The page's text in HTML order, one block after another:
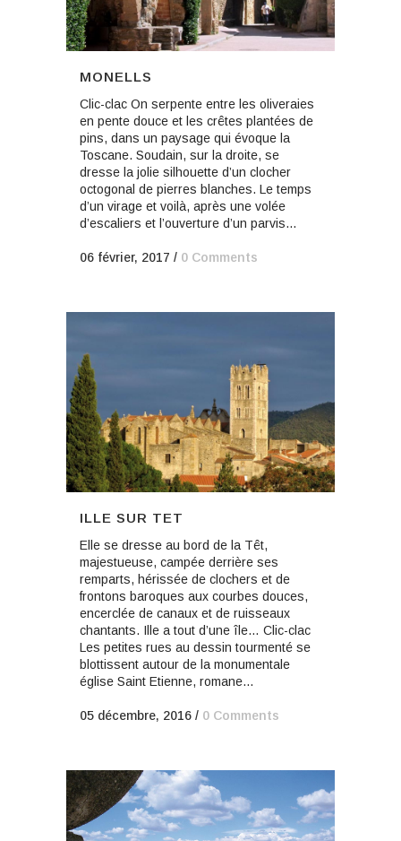
MONELLS
Clic-clac On serpente entre les oliveraies
en pente douce et les crêtes plantées de
pins, dans un paysage qui évoque la
Toscane. Soudain, sur la droite, se
dresse la jolie silhouette d’un clocher
octogonal de pierres blanches. Le temps
d’un virage et voilà, après une volée
d’escaliers et l’ouverture d’un parvis...
06 février, 2017 / 0 Comments
ILLE SUR TET
Elle se dresse au bord de la Têt,
majestueuse, campée derrière ses
remparts, hérissée de clochers et de
frontons baroques aux courbes douces,
encerclée de canaux et de ruisseaux
chantants. Ille a tout d’une île… Clic-clac
Les petites rues au dessin tourmenté se
blottissent autour de la monumentale
église Saint Etienne, romane...
05 décembre, 2016 / 0 Comments